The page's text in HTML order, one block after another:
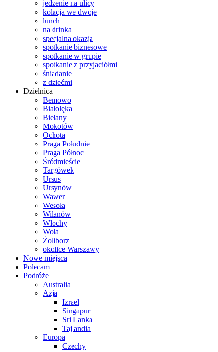
jedzenie na ulicy
kolacja we dwoje
lunch
na drinka
specjalna okazja
spotkanie biznesowe
spotkanie w grupie
spotkanie z przyjaciółmi
śniadanie
z dziećmi
Dzielnica
Bemowo
Białolęka
Bielany
Mokotów
Ochota
Praga Południe
Praga Północ
Śródmieście
Targówek
Ursus
Ursynów
Wawer
Wesoła
Wilanów
Włochy
Wola
Żoliborz
okolice Warszawy
Nowe miejsca
Polecam
Podróże
Australia
Azja
Izrael
Singapur
Sri Lanka
Tajlandia
Europa
Czechy